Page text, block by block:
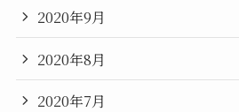
2020年9月
2020年8月
2020年7月